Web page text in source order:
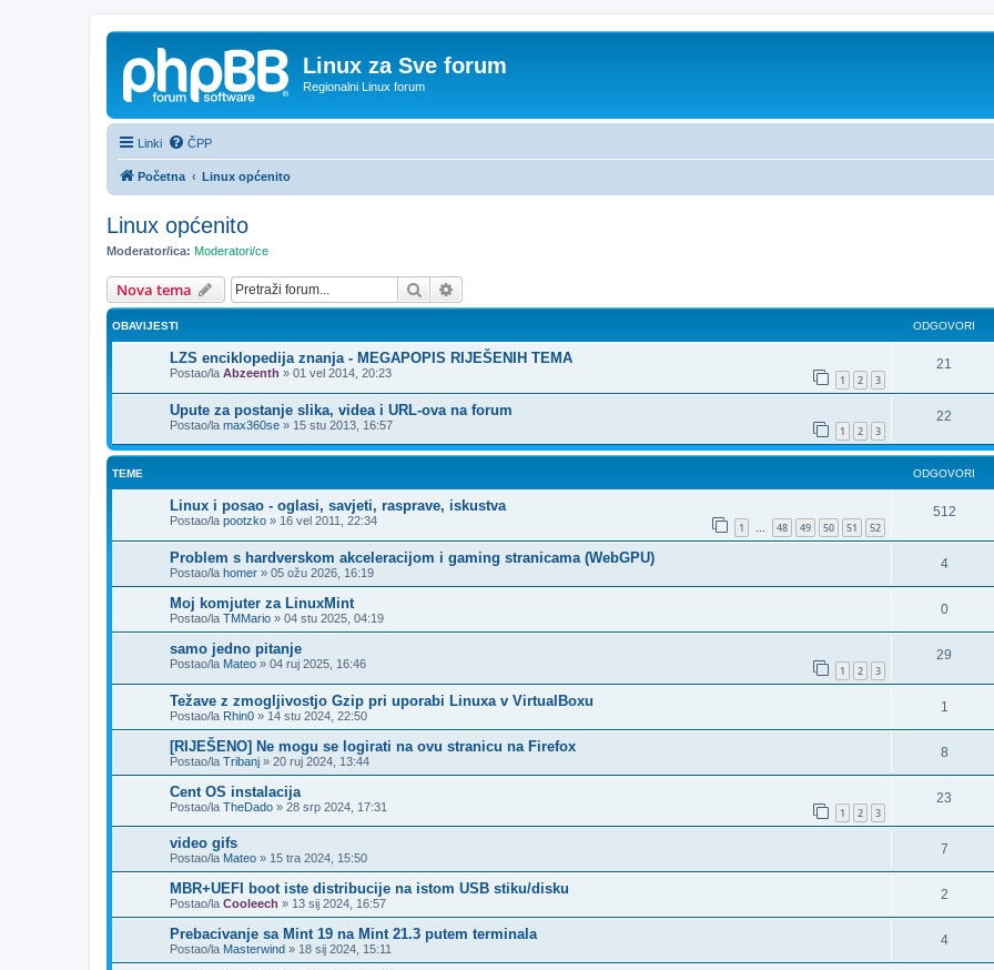
Linux za Sve forum
Regionalni Linux forum
Linki ČPP
Početna Linux općenito
Linux općenito
Moderator/ica: Moderatori/ce
Nova tema Pretražnik
OBAVIJESTI ODGOVORI
LZS enciklopedija znanja - MEGAPOPIS RIJEŠENIH TEMA
Postao/la Abzeenth » 01 vel 2014, 20:23 1 2 3
21
Upute za postanje slika, videa i URL-ova na forum
Postao/la max360se » 15 stu 2013, 16:57 1 2 3
22
TEME ODGOVORI
Linux i posao - oglasi, savjeti, rasprave, iskustva
Postao/la pootzko » 16 vel 2011, 22:34 1 ... 48 49 50 51 52
512
Problem s hardverskom akceleracijom i gaming stranicama (WebGPU)
Postao/la homer » 05 ožu 2026, 16:19
4
Moj komjuter za LinuxMint
Postao/la TMMario » 04 stu 2025, 04:19
0
samo jedno pitanje
Postao/la Mateo » 04 ruj 2025, 16:46 1 2 3
29
Težave z zmogljivostjo Gzip pri uporabi Linuxa v VirtualBoxu
Postao/la Rhin0 » 14 stu 2024, 22:50
1
[RIJEŠENO] Ne mogu se logirati na ovu stranicu na Firefox
Postao/la Tribanj » 20 ruj 2024, 13:44
8
Cent OS instalacija
Postao/la TheDado » 28 srp 2024, 17:31 1 2 3
23
video gifs
Postao/la Mateo » 15 tra 2024, 15:50
7
MBR+UEFI boot iste distribucije na istom USB stiku/disku
Postao/la Cooleech » 13 sij 2024, 16:57
2
Prebacivanje sa Mint 19 na Mint 21.3 putem terminala
Postao/la Masterwind » 18 sij 2024, 15:11
4